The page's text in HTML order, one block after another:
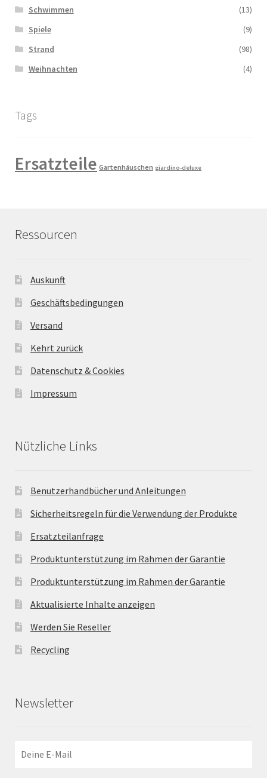
Schwimmen
(13)
Spiele
(9)
Strand
(98)
Weihnachten
(4)
Tags
Ersatzteile Gartenhäuschen giardino-deluxe
Ressourcen
Auskunft
Geschäftsbedingungen
Versand
Kehrt zurück
Datenschutz & Cookies
Impressum
Nützliche Links
Benutzerhandbücher und Anleitungen
Sicherheitsregeln für die Verwendung der Produkte
Ersatzteilanfrage
Produktunterstützung im Rahmen der Garantie
Produktunterstützung im Rahmen der Garantie
Aktualisierte Inhalte anzeigen
Werden Sie Reseller
Recycling
Newsletter